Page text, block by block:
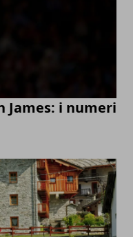
James: i numeri